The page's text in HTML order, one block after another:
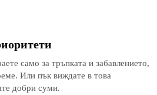
само за тръпката и забавлението,
Или пък виждате в това
добри суми.